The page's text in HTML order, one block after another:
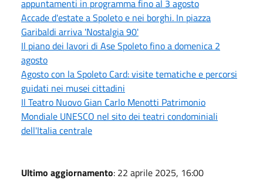
appuntamenti in programma fino al 3 agosto
Accade d'estate a Spoleto e nei borghi. In piazza
Garibaldi arriva 'Nostalgia 90'
Il piano dei lavori di Ase Spoleto fino a domenica 2
agosto
Agosto con la Spoleto Card: visite tematiche e percorsi
guidati nei musei cittadini
Il Teatro Nuovo Gian Carlo Menotti Patrimonio
Mondiale UNESCO nel sito dei teatri condominiali
dell'Italia centrale
Ultimo aggiornamento: 22 aprile 2025, 16:00